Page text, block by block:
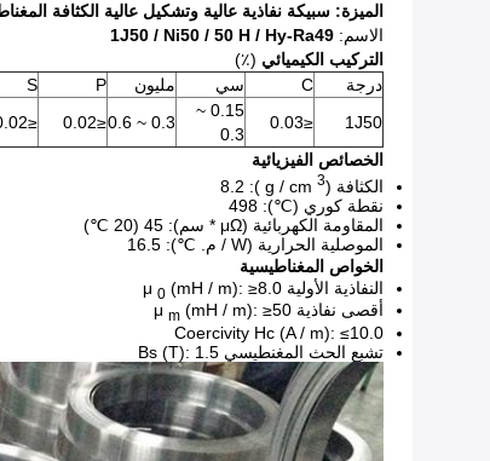
الميزة: سبيكة نفاذية عالية وتشكيل عالية الكثافة
الاسم:
1J50 / Ni50 / 50 Н / Hy-Ra49
التركيب الكيميائي (٪)
درجة
C سي مليون P
S
1J50
≤0.03
0.15 ~
0.3
0.3 ~ 0.6
≤0.02
≤0.02
الخصائص الفيزيائية
الكثافة (g / cm3
): 8.2
نقطة كوري (℃): 498
المقاومة الكهربائية (μΩ * سم): 45 (20 ℃)
الموصلية الحرارية (W / م. ℃): 16.5
الخواص المغناطيسية
النفاذية الأولية μ
0 (mH / m): ≥8.0
أقصى نفاذية μ
m (mH / m): ≥50
Coercivity Hc (A / m): ≤10.0
تشبع الحث المغنطيسي Bs (T): 1.5